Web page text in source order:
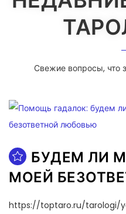
Свежие вопросы, что
БУДЕМ ЛИ
МОЕЙ
https://toptaro.ru/tarologi/